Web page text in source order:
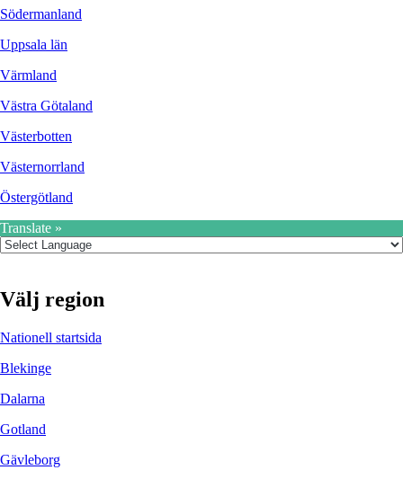
Södermanland
Uppsala län
Värmland
Västra Götaland
Västerbotten
Västernorrland
Östergötland
Translate »
Välj region
Nationell startsida
Blekinge
Dalarna
Gotland
Gävleborg